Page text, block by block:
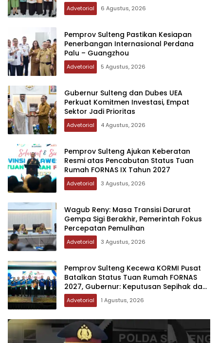
Advetorial 6 Agustus, 2026
Pemprov Sulteng Pastikan Kesiapan
Penerbangan Internasional Perdana
Palu – Guangzhou
Advetorial 5 Agustus, 2026
Gubernur Sulteng dan Dubes UEA
Perkuat Komitmen Investasi, Empat
Sektor Jadi Prioritas
Advetorial 4 Agustus, 2026
Pemprov Sulteng Ajukan Keberatan
Resmi atas Pencabutan Status Tuan
Rumah FORNAS IX Tahun 2027
Advetorial 3 Agustus, 2026
Wagub Reny: Masa Transisi Darurat
Gempa Sigi Berakhir, Pemerintah Fokus
Percepatan Pemulihan
Advetorial 3 Agustus, 2026
Pemprov Sulteng Kecewa KORMI Pusat
Batalkan Status Tuan Rumah FORNAS
2027, Gubernur: Keputusan Sepihak dan
Tanpa Koordinasi
Advetorial 1 Agustus, 2026